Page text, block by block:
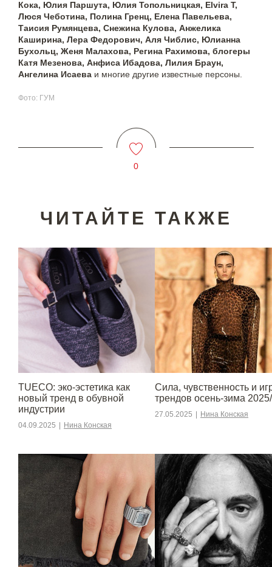
Кока, Юлия Паршута, Юлия Топольницкая, Elvira T,
Люся Чеботина, Полина Гренц, Елена Павельева,
Таисия Румянцева, Снежина Кулова, Анжелика
Каширина, Лера Федорович, Аля Чиблис, Юлианна
Бухольц, Женя Малахова, Регина Рахимова, блогеры
Катя Мезенова, Анфиса Ибадова, Лилия Браун,
Ангелина Исаева и многие другие известные персоны.
Фото: ГУМ
0
ЧИТАЙТЕ ТАКЖЕ
TUECO: эко-эстетика как
новый тренд в обувной
индустрии
04.09.2025 | Нина Конская
Сила, чувственность и
трендов осень-зима
27.05.2025 | Нина Конская